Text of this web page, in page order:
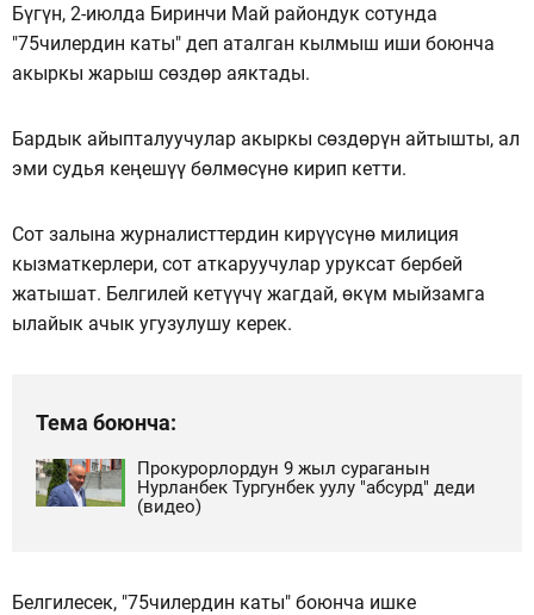
Бүгүн, 2-июлда Биринчи Май райондук сотунда
"75чилердин каты" деп аталган кылмыш иши боюнча
акыркы жарыш сөздөр аяктады.
Бардык айыпталуучулар акыркы сөздөрүн айтышты, ал
эми судья кеңешүү бөлмөсүнө кирип кетти.
Сот залына журналисттердин кирүүсүнө милиция
кызматкерлери, сот аткаруучулар уруксат бербей
жатышат. Белгилей кетүүчү жагдай, өкүм мыйзамга
ылайык ачык угузулушу керек.
Тема боюнча:
Прокурорлордун 9 жыл сураганын
Нурланбек Тургунбек уулу "абсурд" деди
(видео)
Белгилесек, "75чилердин каты" боюнча ишке